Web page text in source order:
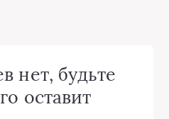
нет, будьте
оставит